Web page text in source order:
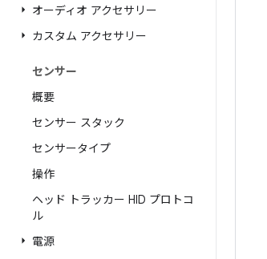
オーディオ アクセサリー
カスタム アクセサリー
センサー
概要
センサー スタック
センサータイプ
操作
ヘッド トラッカー HID プロトコ
ル
電源